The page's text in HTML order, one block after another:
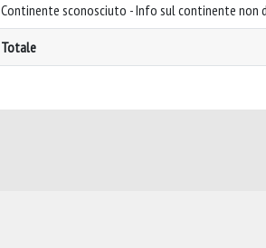
Continente sconosciuto - Info sul continente non
Totale